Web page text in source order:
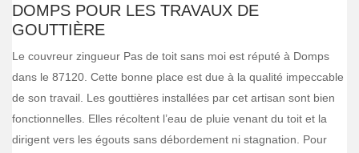
DOMPS POUR LES TRAVAUX DE
GOUTTIÈRE
Le couvreur zingueur Pas de toit sans moi est réputé à Domps
dans le 87120. Cette bonne place est due à la qualité impeccable
de son travail. Les gouttières installées par cet artisan sont bien
fonctionnelles. Elles récoltent l’eau de pluie venant du toit et la
dirigent vers les égouts sans débordement ni stagnation. Pour